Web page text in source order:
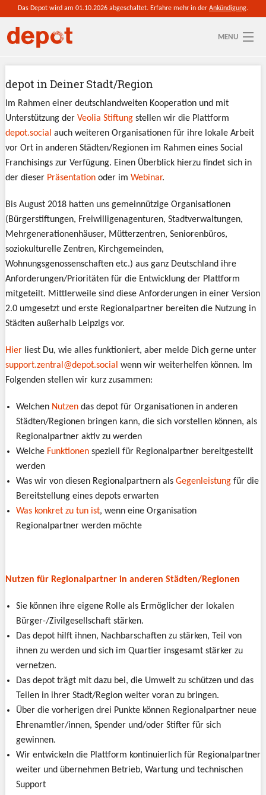
Direkt zum Inhalt
Das Depot wird am 01.10.2026 abgeschaltet. Erfahre mehr in der Ankündigung.
MENU
So funktioniert's
Partner werden
Sie sind hier
depot in Deiner Stadt/Region
Im Rahmen einer deutschlandweiten Kooperation und mit
Unterstützung der Veolia Stiftung stellen wir die Plattform
depot.social auch weiteren Organisationen für ihre lokale Arbeit
vor Ort in anderen Städten/Regionen im Rahmen eines Social
Franchisings zur Verfügung. Einen Überblick hierzu findet sich in
der dieser Präsentation oder im Webinar.
Bis August 2018 hatten uns gemeinnützige Organisationen
(Bürgerstiftungen, Freiwilligenagenturen, Stadtverwaltungen,
Mehrgenerationenhäuser, Mütterzentren, Seniorenbüros,
soziokulturelle Zentren, Kirchgemeinden,
Wohnungsgenossenschaften etc.) aus ganz Deutschland ihre
Anforderungen/Prioritäten für die Entwicklung der Plattform
mitgeteilt. Mittlerweile sind diese Anforderungen in einer Version
2.0 umgesetzt und erste Regionalpartner bereiten die Nutzung in
Städten außerhalb Leipzigs vor.
Hier liest Du, wie alles funktioniert, aber melde Dich gerne unter
support.zentral@depot.social wenn wir weiterhelfen können. Im
Folgenden stellen wir kurz zusammen:
Welchen Nutzendas depot für Organisationen in anderen
Städten/Regionen bringen kann, die sich vorstellen können, als
Regionalpartner aktiv zu werden
Welche Funktionenspeziell für Regionalpartner bereitgestellt
werden
Was wir von diesen Regionalpartnern als Gegenleistungfür die
Bereitstellung eines depots erwarten
Was konkret zu tun ist, wenn eine Organisation
Regionalpartner werden möchte
Nutzen für Regionalpartner in anderen Städten/Regionen
Sie können ihre eigene Rolle als Ermöglicher der lokalen
Bürger-/Zivilgesellschaft stärken.
Das depot hilft ihnen, Nachbarschaften zu stärken, Teil von
ihnen zu werden und sich im Quartier insgesamt stärker zu
vernetzen.
Das depot trägt mit dazu bei, die Umwelt zu schützen und das
Teilen in ihrer Stadt/Region weiter voran zu bringen.
Über die vorherigen drei Punkte können Regionalpartner neue
Ehrenamtler/innen, Spender und/oder Stifter für sich
gewinnen.
Wir entwickeln die Plattform kontinuierlich für Regionalpartner
weiter und übernehmen Betrieb, Wartung und technischen
Support